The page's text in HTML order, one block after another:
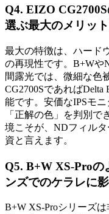
Q4. EIZO
選ぶ最大のメリッ
最大の特徴は、ハード
の再現性です。B+Wや
間露光では、微細な色
CG2700Sであれば
能です。安価なIPSモ
「正解の色」を判別
境こそが、NDフィル
資と言えます。
Q5. B+W XS-Proの
ンズでのケラレに
B+W XS-Proシリーズ